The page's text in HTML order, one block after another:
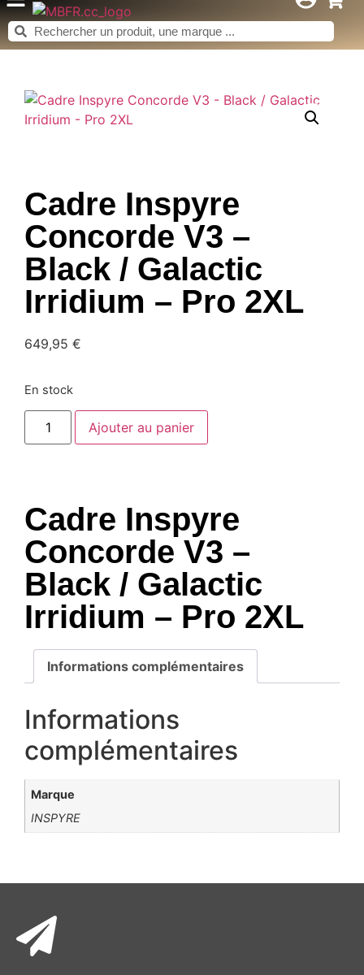
Cadre Inspyre
Concorde V3 –
Black / Galactic
Irridium – Pro 2XL
649,95 €
En stock
Ajouter au panier
Cadre Inspyre
Concorde V3 –
Black / Galactic
Irridium – Pro 2XL
Informations complémentaires
Informations
complémentaires
Marque
INSPYRE